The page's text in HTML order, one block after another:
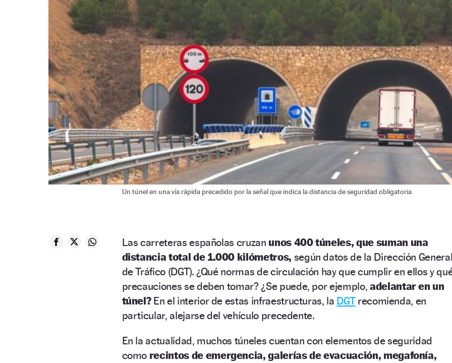
Un túnel en una vía rápida precedido por la señal que indica la distancia de seguridad obligatoria.
Las carreteras españolas cruzan unos 400 túneles, que suman una
distancia total de 1.000 kilómetros, según datos de la Dirección
de Tráfico (DGT). ¿Qué normas de circulación hay que cumplir en ellos y
precauciones se deben tomar? ¿Se puede, por ejemplo, adelantar en un
túnel? En el interior de estas infraestructuras, la DGTrecomienda, en
particular, alejarse del vehículo precedente.
En la actualidad, muchos túneles cuentan con elementos de seguridad
como recintos de emergencia, galerías de evacuación, megafonía,